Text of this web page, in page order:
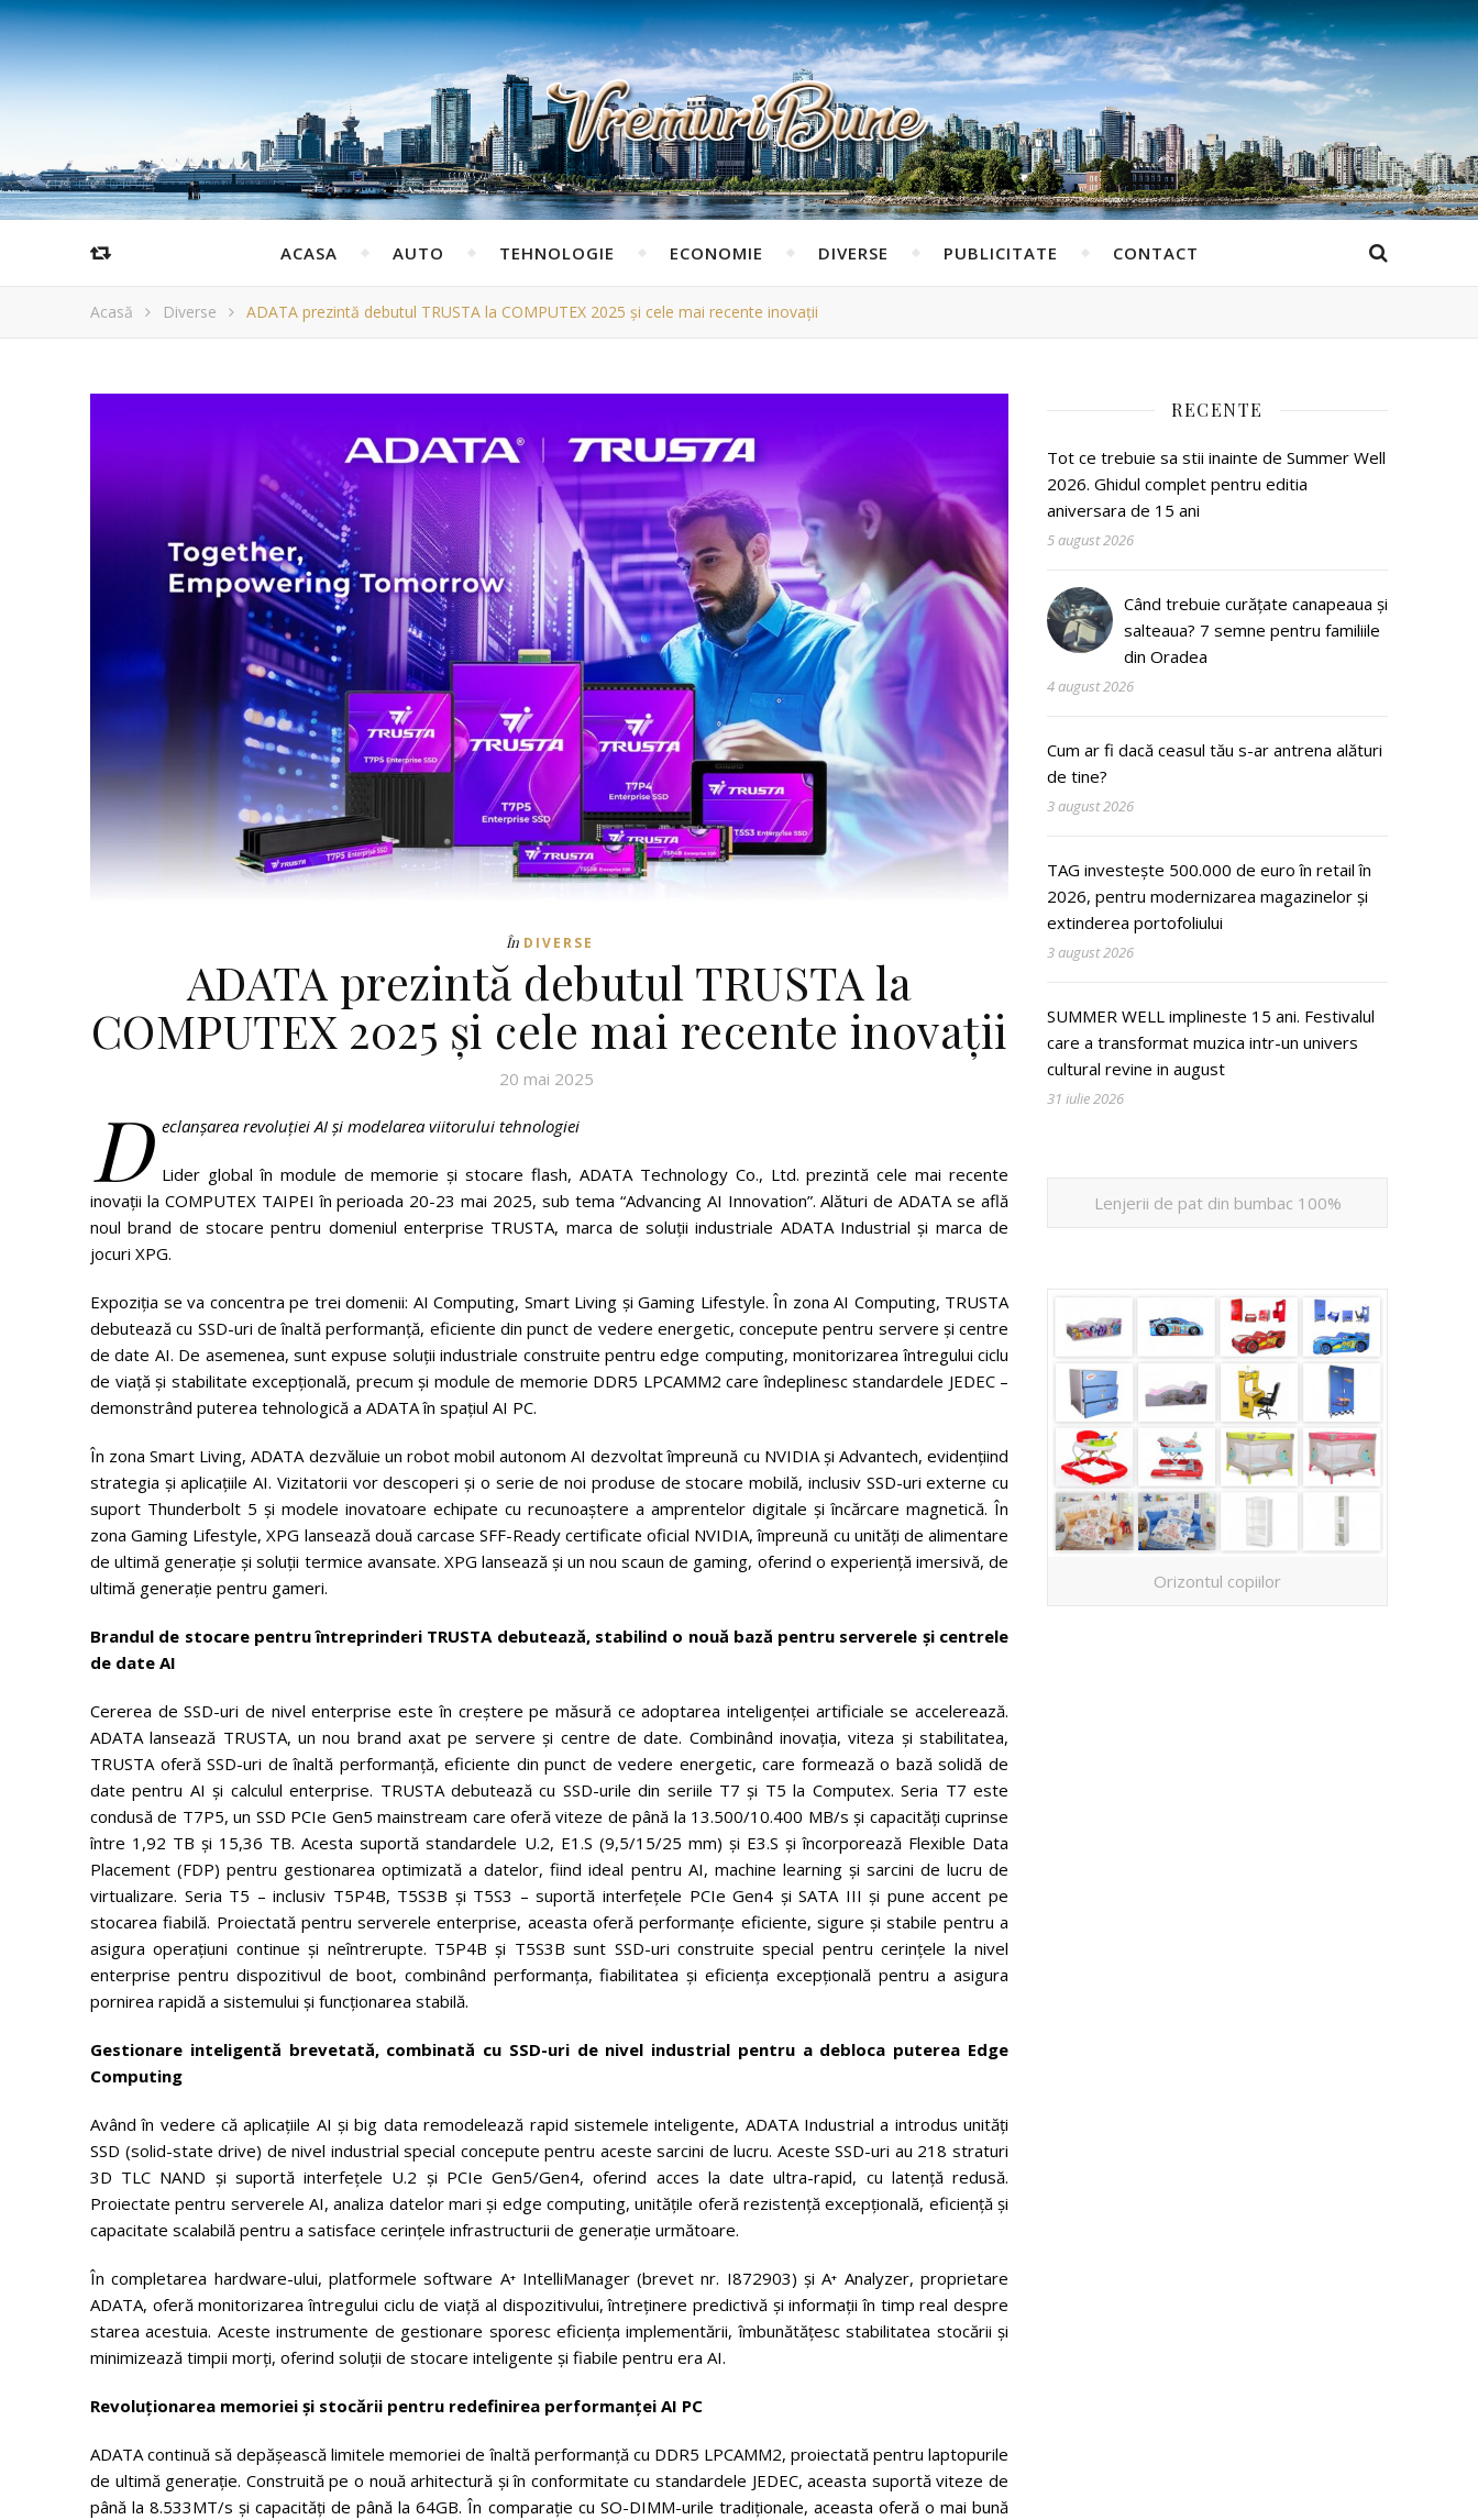
ACASA AUTO TEHNOLOGIE ECONOMIE DIVERSE PUBLICITATE CONTACT
Acasă Diverse ADATA prezintă debutul TRUSTA la COMPUTEX 2025 și cele mai recente inovații
În DIVERSE
ADATA prezintă debutul TRUSTA la
COMPUTEX 2025 și cele mai recente inovații
20 mai 2025
D eclanșarea revoluției AI și modelarea viitorului tehnologiei
Lider global în module de memorie și stocare flash, ADATA Technology Co., Ltd. prezintă cele mai recente
inovații la COMPUTEX TAIPEI în perioada 20-23 mai 2025, sub tema “Advancing AI Innovation”. Alături de ADATA se află
noul brand de stocare pentru domeniul enterprise TRUSTA, marca de soluții industriale ADATA Industrial și marca de
jocuri XPG.
Expoziția se va concentra pe trei domenii: AI Computing, Smart Living și Gaming Lifestyle. În zona AI Computing, TRUSTA
debutează cu SSD-uri de înaltă performanță, eficiente din punct de vedere energetic, concepute pentru servere și centre
de date AI. De asemenea, sunt expuse soluții industriale construite pentru edge computing, monitorizarea întregului ciclu
de viață și stabilitate excepțională, precum și module de memorie DDR5 LPCAMM2 care îndeplinesc standardele JEDEC –
demonstrând puterea tehnologică a ADATA în spațiul AI PC.
În zona Smart Living, ADATA dezvăluie un robot mobil autonom AI dezvoltat împreună cu NVIDIA și Advantech, evidențiind
strategia și aplicațiile AI. Vizitatorii vor descoperi și o serie de noi produse de stocare mobilă, inclusiv SSD-uri externe cu
suport Thunderbolt 5 și modele inovatoare echipate cu recunoaștere a amprentelor digitale și încărcare magnetică. În
zona Gaming Lifestyle, XPG lansează două carcase SFF-Ready certificate oficial NVIDIA, împreună cu unități de alimentare
de ultimă generație și soluții termice avansate. XPG lansează și un nou scaun de gaming, oferind o experiență imersivă, de
ultimă generație pentru gameri.
Brandul de stocare pentru întreprinderi TRUSTA debutează, stabilind o nouă bază pentru serverele și centrele
de date AI
Cererea de SSD-uri de nivel enterprise este în creștere pe măsură ce adoptarea inteligenței artificiale se accelerează.
ADATA lansează TRUSTA, un nou brand axat pe servere și centre de date. Combinând inovația, viteza și stabilitatea,
TRUSTA oferă SSD-uri de înaltă performanță, eficiente din punct de vedere energetic, care formează o bază solidă de
date pentru AI și calculul enterprise. TRUSTA debutează cu SSD-urile din seriile T7 și T5 la Computex. Seria T7 este
condusă de T7P5, un SSD PCIe Gen5 mainstream care oferă viteze de până la 13.500/10.400 MB/s și capacități cuprinse
între 1,92 TB și 15,36 TB. Acesta suportă standardele U.2, E1.S (9,5/15/25 mm) și E3.S și încorporează Flexible Data
Placement (FDP) pentru gestionarea optimizată a datelor, fiind ideal pentru AI, machine learning și sarcini de lucru de
virtualizare. Seria T5 – inclusiv T5P4B, T5S3B și T5S3 – suportă interfețele PCIe Gen4 și SATA III și pune accent pe
stocarea fiabilă. Proiectată pentru serverele enterprise, aceasta oferă performanțe eficiente, sigure și stabile pentru a
asigura operațiuni continue și neîntrerupte. T5P4B și T5S3B sunt SSD-uri construite special pentru cerințele la nivel
enterprise pentru dispozitivul de boot, combinând performanța, fiabilitatea și eficiența excepțională pentru a asigura
pornirea rapidă a sistemului și funcționarea stabilă.
Gestionare inteligentă brevetată, combinată cu SSD-uri de nivel industrial pentru a debloca puterea Edge
Computing
Având în vedere că aplicațiile AI și big data remodelează rapid sistemele inteligente, ADATA Industrial a introdus unități
SSD (solid-state drive) de nivel industrial special concepute pentru aceste sarcini de lucru. Aceste SSD-uri au 218 straturi
3D TLC NAND și suportă interfețele U.2 și PCIe Gen5/Gen4, oferind acces la date ultra-rapid, cu latență redusă.
Proiectate pentru serverele AI, analiza datelor mari și edge computing, unitățile oferă rezistență excepțională, eficiență și
capacitate scalabilă pentru a satisface cerințele infrastructurii de generație următoare.
În completarea hardware-ului, platformele software A⁺ IntelliManager (brevet nr. I872903) și A⁺ Analyzer, proprietare
ADATA, oferă monitorizarea întregului ciclu de viață al dispozitivului, întreținere predictivă și informații în timp real despre
starea acestuia. Aceste instrumente de gestionare sporesc eficiența implementării, îmbunătățesc stabilitatea stocării și
minimizează timpii morți, oferind soluții de stocare inteligente și fiabile pentru era AI.
Revoluționarea memoriei și stocării pentru redefinirea performanței AI PC
ADATA continuă să depășească limitele memoriei de înaltă performanță cu DDR5 LPCAMM2, proiectată pentru laptopurile
de ultimă generație. Construită pe o nouă arhitectură și în conformitate cu standardele JEDEC, aceasta suportă viteze de
până la 8.533MT/s și capacități de până la 64GB. În comparație cu SO-DIMM-urile tradiționale, aceasta oferă o mai bună
RECENTE
Tot ce trebuie sa stii inainte de Summer Well
2026. Ghidul complet pentru editia
aniversara de 15 ani
5 august 2026
Când trebuie curățate canapeaua și
salteaua? 7 semne pentru familiile
din Oradea
4 august 2026
Cum ar fi dacă ceasul tău s-ar antrena alături
de tine?
3 august 2026
TAG investește 500.000 de euro în retail în
2026, pentru modernizarea magazinelor și
extinderea portofoliului
3 august 2026
SUMMER WELL implineste 15 ani. Festivalul
care a transformat muzica intr-un univers
cultural revine in august
31 iulie 2026
Lenjerii de pat din bumbac 100%
Orizontul copiilor